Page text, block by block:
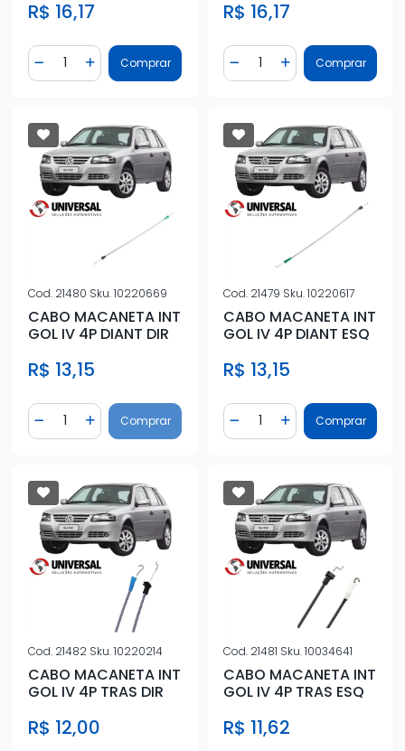
R$ 16,17
Diminuir Quantidade
Quantidade
Adicionar Quantidade
Comprar
R$ 16,17
Diminuir Quantidade
Quantidade
AdicionarComprar
Cod. 21480 Sku.10220669
CABO MACANETA INT
GOL IV 4P DIANT DIR
R$ 13,15
Diminuir Quantidade
Quantidade
Adicionar Quantidade
Comprar
Cod. 21479 Sku.10220617
CABO MACANETA INT
GOL IV 4P DIANT ESQ
R$ 13,15
Diminuir Quantidade
Quantidade
AdicionarComprar
Cod. 21482 Sku.10220214
CABO MACANETA INT
GOL IV 4P TRAS DIR
R$ 12,00
Cod. 21481 Sku.10034641
CABO MACANETA INT
GOL IV 4P TRAS ESQ
R$ 11,62